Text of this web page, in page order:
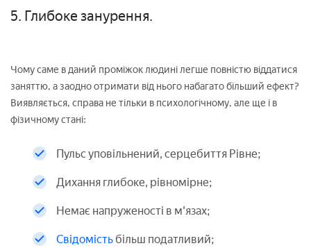
5. Глибоке занурення.
Чому саме в даний проміжок людині легше повністю віддатися
заняттю, а заодно отримати від нього набагато більший ефект?
Виявляється, справа не тільки в психологічному, але ще і в
фізичному стані:
Пульс уповільнений, серцебиття Рівне;
Дихання глибоке, рівномірне;
Немає напруженості в м'язах;
Свідомість більш податливий;